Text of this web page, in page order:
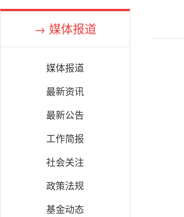
→ 媒体报道
媒体报道
最新资讯
最新公告
工作简报
社会关注
政策法规
基金动态